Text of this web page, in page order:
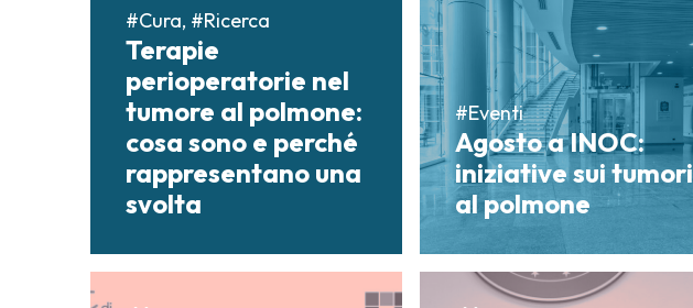
#Cura, #Ricerca
Terapie
perioperatorie nel
tumore al polmone:
cosa sono e perché
rappresentano una
svolta
#Eventi
Agosto a INOC:
iniziative sui tumori
al polmone